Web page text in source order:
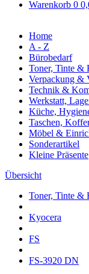
Warenkorb 0
Home
A - Z
Bürobedarf
Toner, Tinte &
Verpackung &
Technik &
Werkstatt,
Küche,
Taschen,
Möbel &
Sonderartikel
Kleine Präsente
Übersicht
Toner, Tinte &
Kyocera
FS
FS-3920 DN